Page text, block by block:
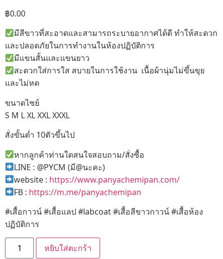
฿0.00
มีสีขาวที่สะอาดและสามารถระบายอากาศได้ดี ทำให้สะดวก
และปลอดภัยในการทำงานในห้องปฏิบัติการ
มีแขนสั้นและแขนยาว
สะดวกใส่การใส สบายในการใช้งาน เนื้อผ้านุ่มไม่ขึ้นขุย
และไม่หด
ขนาดไซย์
S M L XL XXL XXXL
สั่งขั้นต่ำ 10ตัวขึ้นไป
หากลูกค้าท่านใดสนใจสอบถาม/สั่งซื้อ
LINE : @PYCM (มี@นะคะ)
website : https://www.panyachemipan.com/
FB : https://m.me/panyachemipan
#เสื้อกาวน์ #เสื้อแลป #labcoat #เสื้อสีขาวกาวน์ #เสื้อห้อง
ปฏิบัติการ
หยิบใส่ตะกร้า